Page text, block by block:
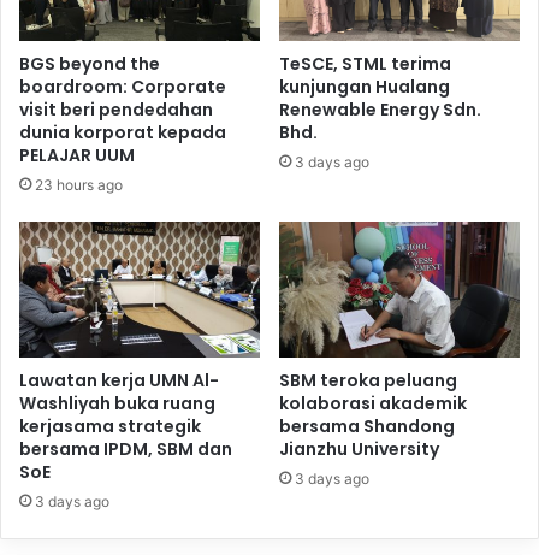
BGS beyond the
boardroom: Corporate
visit beri pendedahan
dunia korporat kepada
PELAJAR UUM
23 hours ago
TeSCE, STML terima
kunjungan Hualang
Renewable Energy Sdn.
Bhd.
3 days ago
Lawatan kerja UMN Al-
Washliyah buka ruang
kerjasama strategik
bersama IPDM, SBM dan
SoE
3 days ago
SBM teroka peluang
kolaborasi akademik
bersama Shandong
Jianzhu University
3 days ago